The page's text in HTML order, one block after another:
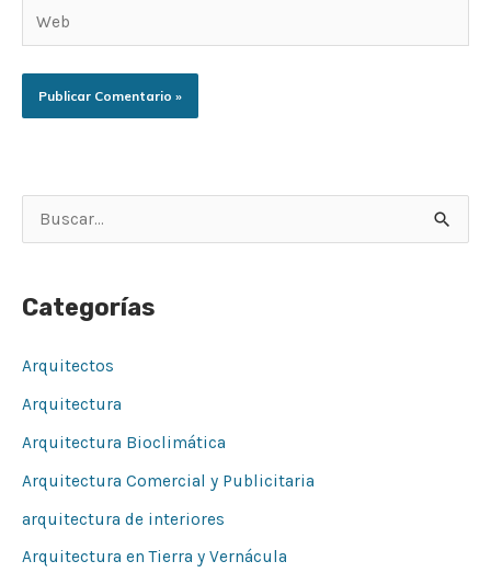
Web
a
r
:
Categorías
Arquitectos
Arquitectura
Arquitectura Bioclimática
Arquitectura Comercial y Publicitaria
arquitectura de interiores
Arquitectura en Tierra y Vernácula